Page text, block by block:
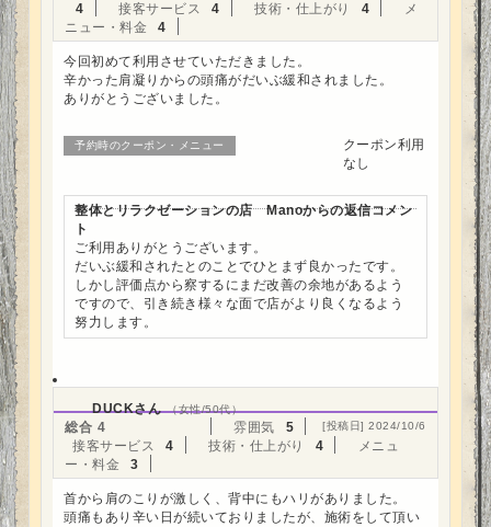
4
接客サービス 4 技術・仕上がり 4
メ
ニュー・料金
4
今回初めて利用させていただきました。
辛かった肩凝りからの頭痛がだいぶ緩和されました。
ありがとうございました。
予約時のクーポン・メニュー
クーポン利用
なし
整体とリラクゼーションの店 Manoからの返信コメン
ト
ご利用ありがとうございます。
だいぶ緩和されたとのことでひとまず良かったです。
しかし評価点から察するにまだ改善の余地があるよう
ですので、引き続き様々な面で店がより良くなるよう
努力します。
DUCKさん （女性/50代）
[投稿日] 2024/10/6
総合 4 雰囲気
5
接客サービス
4 技術・仕上がり 4
メニュ
ー・料金
3
首から肩のこりが激しく、背中にもハリがありました。
頭痛もあり辛い日が続いておりましたが、施術をして頂い